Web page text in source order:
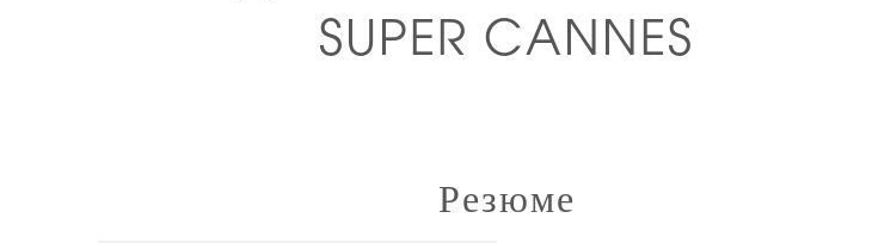
SUPER CANNES
Резюме